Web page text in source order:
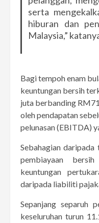
serta
hiburan dan
Malaysia,”
Bagi tempoh enam
keuntungan bersih
juta berbanding
oleh pendapatan
pelunasan (EBITDA)
Sebahagian
pembiayaan
keuntungan
daripada liabiliti
Sepanjang separuh
keseluruhan turun